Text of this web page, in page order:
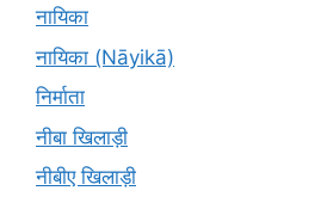
नायिका
नायिका (Nāyikā)
निर्माता
नीबा खिलाड़ी
नीबीए खिलाड़ी